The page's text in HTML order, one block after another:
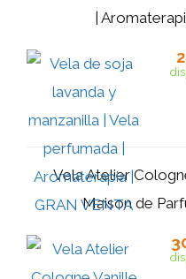
|
Vela Atelier
Maison de